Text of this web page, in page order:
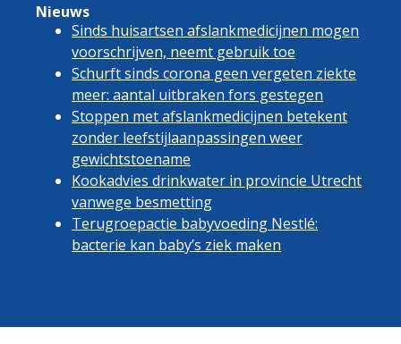
Nieuws
Sinds huisartsen afslankmedicijnen mogen
voorschrijven, neemt gebruik toe
Schurft sinds corona geen vergeten ziekte
meer: aantal uitbraken fors gestegen
Stoppen met afslankmedicijnen betekent
zonder leefstijlaanpassingen weer
gewichtstoename
Kookadvies drinkwater in provincie Utrecht
vanwege besmetting
Terugroepactie babyvoeding Nestlé:
bacterie kan baby’s ziek maken